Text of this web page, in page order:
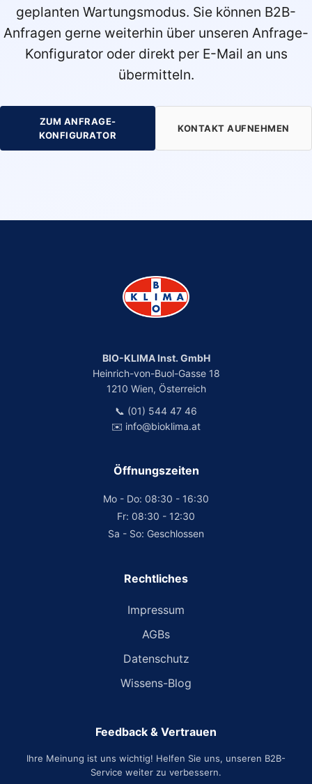
geplanten Wartungsmodus. Sie können B2B-
Anfragen gerne weiterhin über unseren Anfrage-
Konfigurator oder direkt per E-Mail an uns
übermitteln.
ZUM ANFRAGE-
KONFIGURATOR
KONTAKT AUFNEHMEN
BIO-KLIMA Inst. GmbH
Heinrich-von-Buol-Gasse 18
1210 Wien, Österreich
📞 (01) 544 47 46
✉️ info@bioklima.at
Öffnungszeiten
Mo - Do: 08:30 - 16:30
Fr: 08:30 - 12:30
Sa - So: Geschlossen
Rechtliches
Impressum
AGBs
Datenschutz
Wissens-Blog
Feedback & Vertrauen
Ihre Meinung ist uns wichtig! Helfen Sie uns, unseren B2B-
Service weiter zu verbessern.